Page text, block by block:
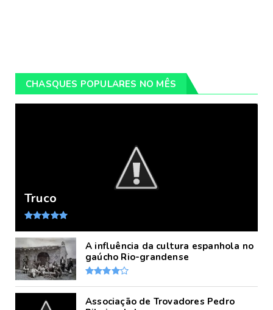
CHASQUES POPULARES NO MÊS
Truco
A influência da cultura espanhola no
gaúcho Rio-grandense
Associação de Trovadores Pedro